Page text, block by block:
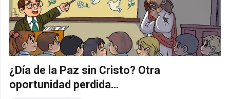
¿Día de la Paz sin Cristo? Otra
oportunidad perdida…